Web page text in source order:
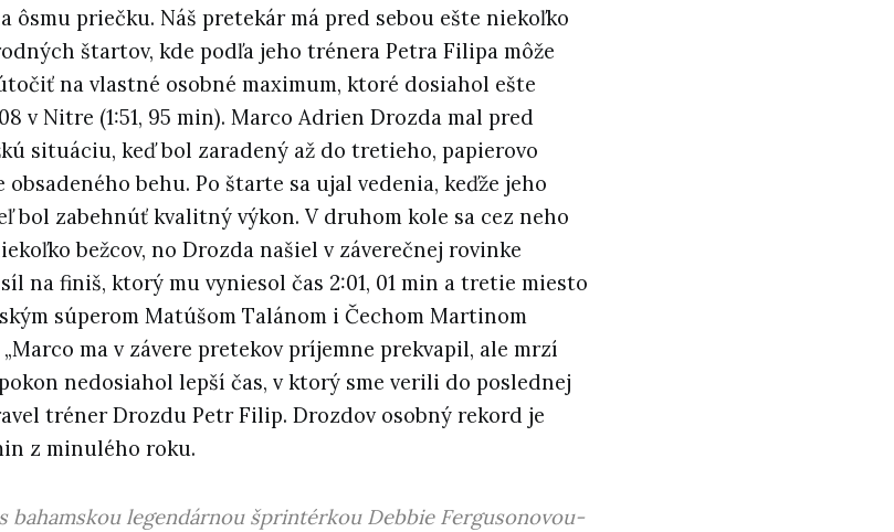
ôsmu priečku. Náš pretekár má pred sebou ešte niekoľko
štartov, kde podľa jeho trénera Petra Filipa môže
na vlastné osobné maximum, ktoré dosiahol ešte
v Nitre (1:51, 95 min). Marco Adrien Drozda mal pred
situáciu, keď bol zaradený až do tretieho, papierovo
obsadeného behu. Po štarte sa ujal vedenia, keďže jeho
bol zabehnúť kvalitný výkon. V druhom kole sa cez neho
bežcov, no Drozda našiel v záverečnej rovinke
na finiš, ktorý mu vyniesol čas 2:01, 01 min a tretie miesto
súperom Matúšom Talánom i Čechom Martinom
„Marco ma v závere pretekov príjemne prekvapil, ale mrzí
nedosiahol lepší čas, v ktorý sme verili do poslednej
tréner Drozdu Petr Filip. Drozdov osobný rekord je
z minulého roku.
bahamskou legendárnou šprintérkou Debbie Fergusonovou-